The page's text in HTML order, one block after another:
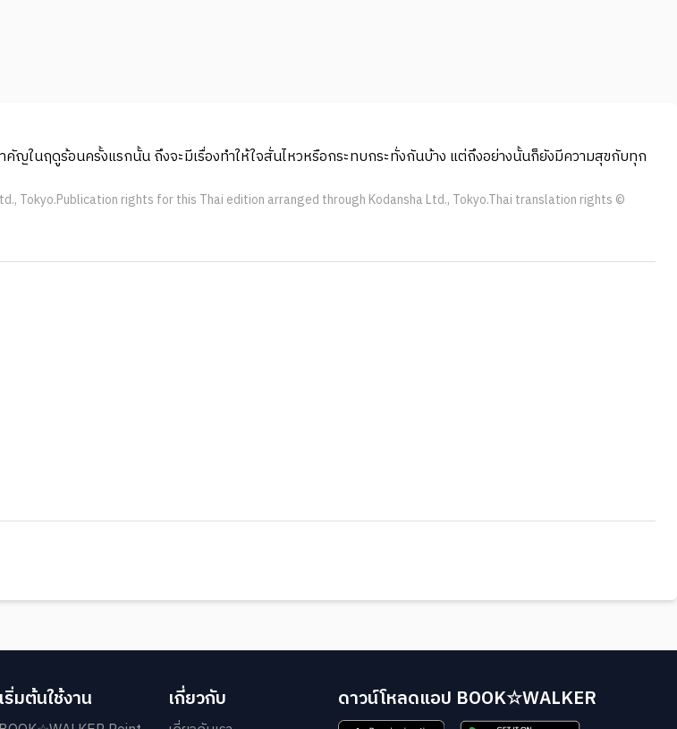
ญในฤดูร้อนครั้งแรกนั้น ถึงจะมีเรื่องทำให้ใจสั่นไหวหรือกระทบกระทั่งกันบ้าง แต่ถึงอย่างนั้นก็ยังมีความสุขกับทุก
Tokyo.Publication rights for this Thai edition arranged through Kodansha Ltd., Tokyo.Thai translation rights ©
เริ่มต้นใช้งาน เกี่ยวกับ ดาวน์โหลดแอป BOOK☆WALKER